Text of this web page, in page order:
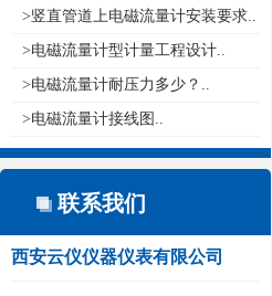
>竖直管道上电磁流量计安装要求..
>电磁流量计型计量工程设计..
>电磁流量计耐压力多少？..
>电磁流量计接线图..
联系我们
西安云仪仪器仪表有限公司